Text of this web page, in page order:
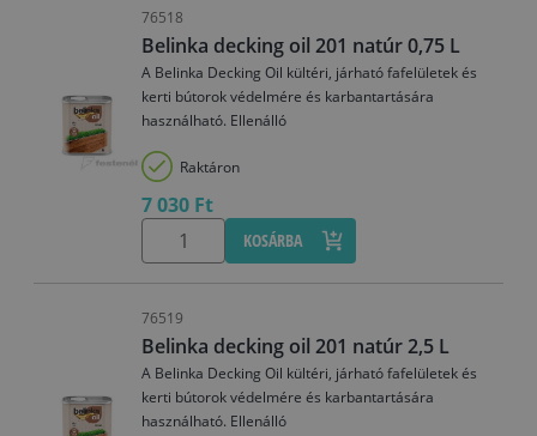
76518
Belinka decking oil 201 natúr 0,75 L
A Belinka Decking Oil kültéri, járható fafelületek és
kerti bútorok védelmére és karbantartására
használható. Ellenálló
Raktáron
7 030 Ft
KOSÁRBA
76519
Belinka decking oil 201 natúr 2,5 L
A Belinka Decking Oil kültéri, járható fafelületek és
kerti bútorok védelmére és karbantartására
használható. Ellenálló